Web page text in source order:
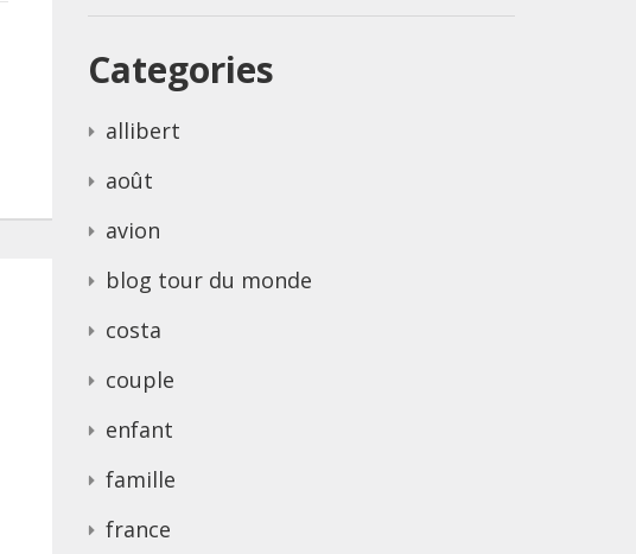
Categories
allibert
août
avion
blog tour du monde
costa
couple
enfant
famille
france